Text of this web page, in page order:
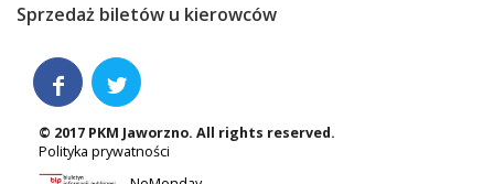
Sprzedaż biletów u kierowców
 
© 2017 PKM Jaworzno. All rights reserved.
Polityka prywatności